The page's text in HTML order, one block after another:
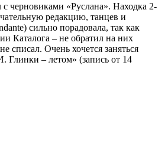
черновиками «Руслана». Находка 2-
редакцию, танцев и
сильно порадовала, так как
Каталога – не обратил на них
списал. Очень хочется заняться
Глинки – летом» (запись от 14